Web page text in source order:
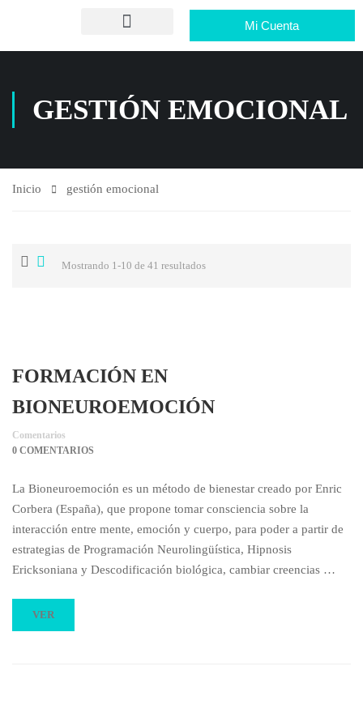
Mi Cuenta
GESTIÓN EMOCIONAL
Inicio gestión emocional
Mostrando 1-10 de 41 resultados
FORMACIÓN EN
BIONEUROEMOCIÓN
Comentarios
0 COMENTARIOS
La Bioneuroemoción es un método de bienestar creado por Enric
Corbera (España), que propone tomar consciencia sobre la
interacción entre mente, emoción y cuerpo, para poder a partir de
estrategias de Programación Neurolingüística, Hipnosis
Ericksoniana y Descodificación biológica, cambiar creencias …
VER